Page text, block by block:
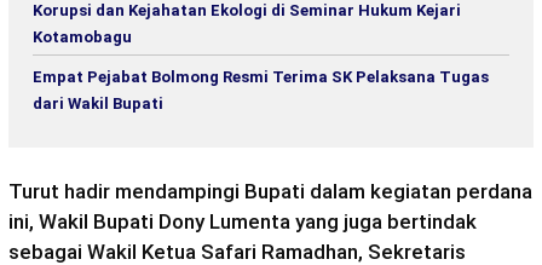
Korupsi dan Kejahatan Ekologi di Seminar Hukum Kejari
Kotamobagu
Empat Pejabat Bolmong Resmi Terima SK Pelaksana Tugas
dari Wakil Bupati
Turut hadir mendampingi Bupati dalam kegiatan perdana
ini, Wakil Bupati Dony Lumenta yang juga bertindak
sebagai Wakil Ketua Safari Ramadhan, Sekretaris